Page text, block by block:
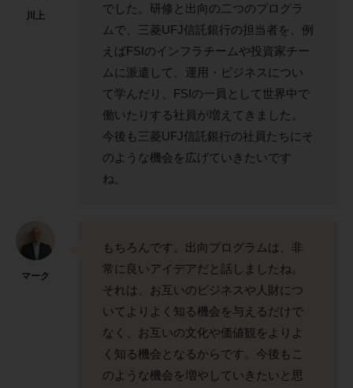
川上
でした。研修と出向の二つのプログラ
ムで、三菱UFJ信託銀行の担当者を、例
えばFSIのインフラチームや投資家チー
ムに派遣して、運用・ビジネスについ
て学んだり、FSIの一員として世界中で
働いたりする社員が増えてきました。
今後も三菱UFJ信託銀行の社員たちにそ
のような機会を広げていきたいです
ね。
マーク
もちろんです。出向プログラムは、非
常に良いアイデアだと話しましたね。
それは、お互いのビジネスや人財につ
いてよりよく知る機会を与えるだけで
なく、お互いの文化や価値観をよりよ
く知る機会となるからです。今後もこ
のような機会を増やしていきたいと思